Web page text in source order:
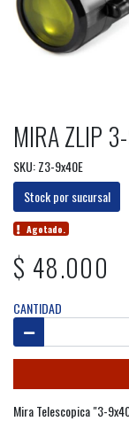
MIRA ZLIP
SKU: Z3-9x40E
Stock por sucursal
Agotado.
$ 48.000
CANTIDAD
Mira Telescopica "3-